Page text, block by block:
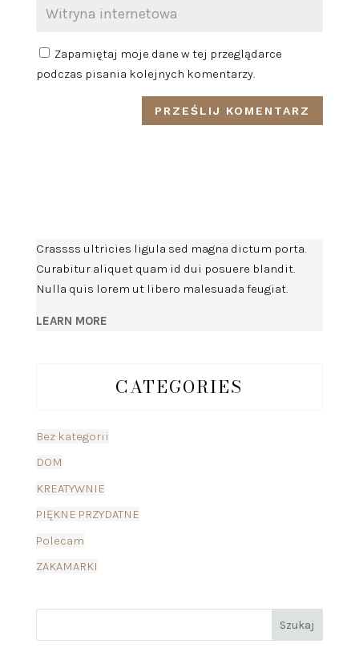
Zapamiętaj moje dane w tej przeglądarce
podczas pisania kolejnych komentarzy.
Crassss ultricies ligula sed magna dictum porta.
Curabitur aliquet quam id dui posuere blandit.
Nulla quis lorem ut libero malesuada feugiat.
LEARN MORE
CATEGORIES
Bez kategorii
DOM
KREATYWNIE
PIĘKNE PRZYDATNE
Polecam
ZAKAMARKI